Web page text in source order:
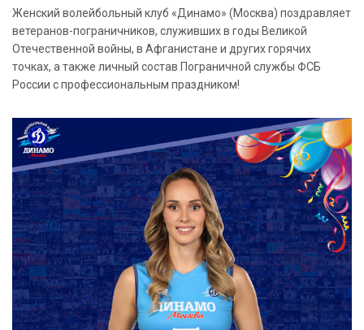
Женский волейбольный клуб «Динамо» (Москва) поздравляет
ветеранов-пограничников, служивших в годы Великой
Отечественной войны, в Афганистане и других горячих
точках, а также личный состав Пограничной службы ФСБ
России с профессиональным праздником!